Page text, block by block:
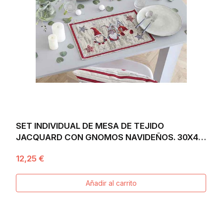
SET INDIVIDUAL DE MESA DE TEJIDO
JACQUARD CON GNOMOS NAVIDEÑOS. 30X45
12,25 €
Añadir al carrito